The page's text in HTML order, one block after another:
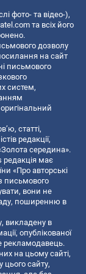
фото- та відео-),
та всіх його
дозволу
на сайт
письмового
систем,
статті,
редакції,
середина».
редакція має
«Про авторські
письмового
вони не
поширенню в
викладену в
опублікованої
рекламодавець.
на цьому сайті,
цього сайту,